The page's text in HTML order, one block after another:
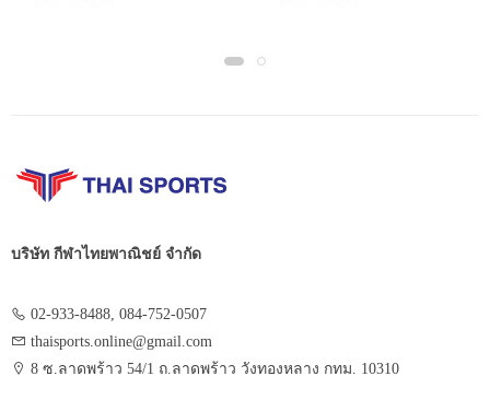
บริษัท กีฬาไทยพาณิชย์ จำกัด
02-933-8488, 084-752-0507
thaisports.online@gmail.com
8 ซ.ลาดพร้าว 54/1 ถ.ลาดพร้าว วังทองหลาง กทม. 10310